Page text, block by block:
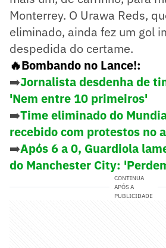
Monterrey. O Urawa Reds,
eliminado, ainda fez um gol
despedida do certame.
🔥Bombando no Lance!:
➡️Jornalista desdenha de
'Nem entre 10 primeiros'
➡️Time eliminado do
recebido com protestos no
➡️Após 6 a 0, Guardiola
do Manchester City:
CONTINUA
APÓS A
PUBLICIDADE